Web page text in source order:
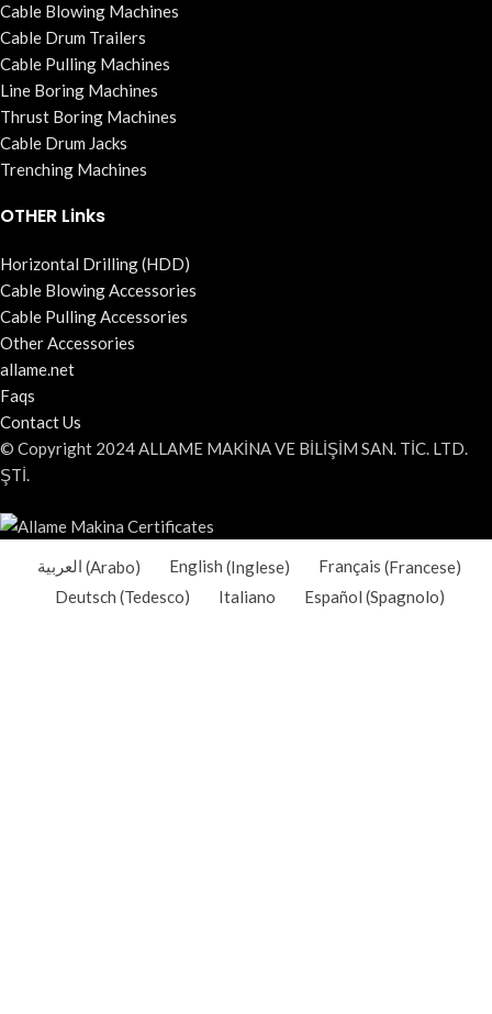
Cable Blowing Machines
Cable Drum Trailers
Cable Pulling Machines
Line Boring Machines
Thrust Boring Machines
Cable Drum Jacks
Trenching Machines
OTHER Links
Horizontal Drilling (HDD)
Cable Blowing Accessories
Cable Pulling Accessories
Other Accessories
allame.net
Faqs
Contact Us
© Copyright 2024 ALLAME MAKİNA VE BİLİŞİM SAN. TİC. LTD.
ŞTİ.
العربية (Arabo) English (Inglese) Français (Francese)
Deutsch (Tedesco) Italiano Español (Spagnolo)